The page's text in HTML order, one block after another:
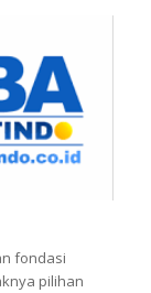
fondasi
pilihan